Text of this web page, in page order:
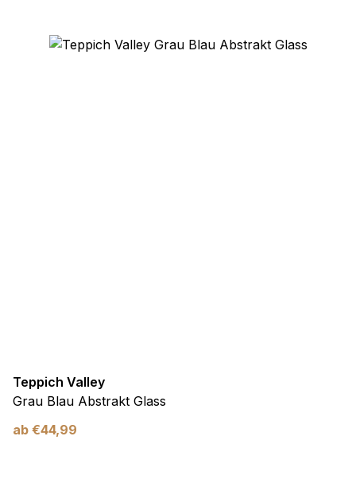
Teppich Valley
Grau Blau Abstrakt Glass
ab €44,99